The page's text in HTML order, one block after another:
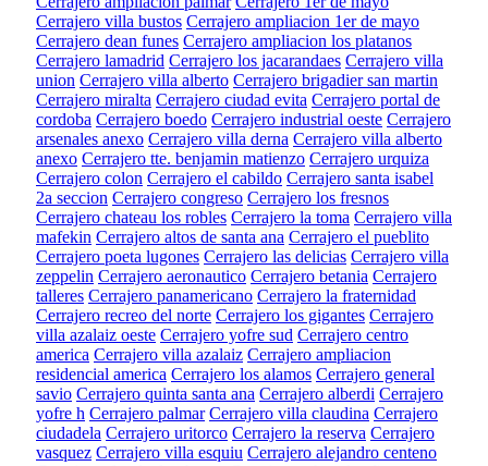
Cerrajero villa bustos Cerrajero ampliacion 1er de mayo
Cerrajero dean funes Cerrajero ampliacion los platanos
Cerrajero lamadrid Cerrajero los jacarandaes Cerrajero villa
union Cerrajero villa alberto Cerrajero brigadier san martin
Cerrajero miralta Cerrajero ciudad evita Cerrajero portal de
cordoba Cerrajero boedo Cerrajero industrial oeste Cerrajero
arsenales anexo Cerrajero villa derna Cerrajero villa alberto
anexo Cerrajero tte. benjamin matienzo Cerrajero urquiza
Cerrajero colon Cerrajero el cabildo Cerrajero santa isabel
2a seccion Cerrajero congreso Cerrajero los fresnos
Cerrajero chateau los robles Cerrajero la toma Cerrajero villa
mafekin Cerrajero altos de santa ana Cerrajero el pueblito
Cerrajero poeta lugones Cerrajero las delicias Cerrajero villa
zeppelin Cerrajero aeronautico Cerrajero betania Cerrajero
talleres Cerrajero panamericano Cerrajero la fraternidad
Cerrajero recreo del norte Cerrajero los gigantes Cerrajero
villa azalaiz oeste Cerrajero yofre sud Cerrajero centro
america Cerrajero villa azalaiz Cerrajero ampliacion
residencial america Cerrajero los alamos Cerrajero general
savio Cerrajero quinta santa ana Cerrajero alberdi Cerrajero
yofre h Cerrajero palmar Cerrajero villa claudina Cerrajero
ciudadela Cerrajero uritorco Cerrajero la reserva Cerrajero
vasquez Cerrajero villa esquiu Cerrajero alejandro centeno